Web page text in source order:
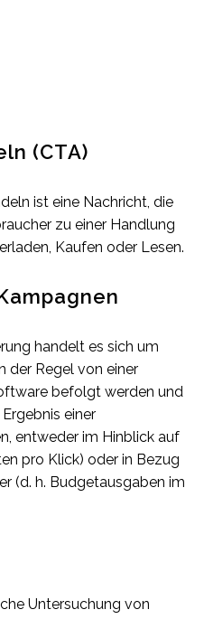
(CTA)
ist eine Nachricht, die
zu einer Handlung
Kaufen oder Lesen.
handelt es sich um
der Regel von einer
befolgt werden und
einer
entweder im Hinblick auf
pro Klick) oder in Bezug
(d. h. Budgetausgaben im
Untersuchung von